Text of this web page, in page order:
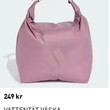
Price
249 kr